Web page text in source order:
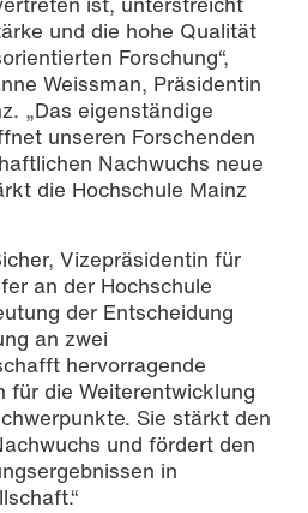
und die hohe Qualität
Forschung“,
Weissman, Präsidentin
„Das eigenständige
unseren Forschenden
Nachwuchs neue
die Hochschule Mainz
Vizepräsidentin für
an der Hochschule
der Entscheidung
an zwei
hervorragende
für die Weiterentwicklung
Sie stärkt den
und fördert den
in